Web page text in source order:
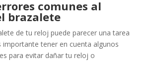
comunes al
brazalete
de tu reloj puede parecer una tarea
importante tener en cuenta algunos
para evitar dañar tu reloj o